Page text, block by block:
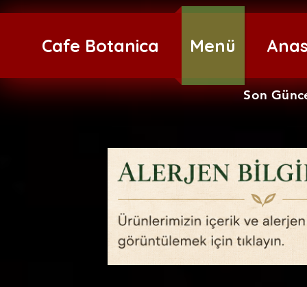
Cafe Botanica Menü
Son